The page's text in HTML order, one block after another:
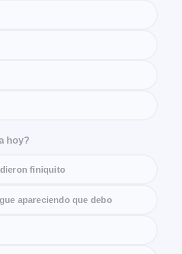
hoy?
dieron finiquito
apareciendo que debo